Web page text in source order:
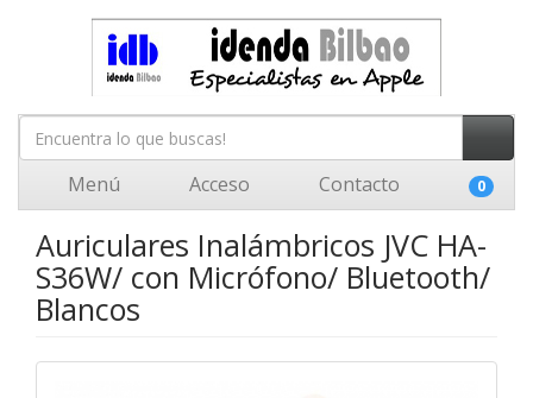
Menú Acceso Contacto 0
Auriculares Inalámbricos JVC HA-
S36W/ con Micrófono/ Bluetooth/
Blancos